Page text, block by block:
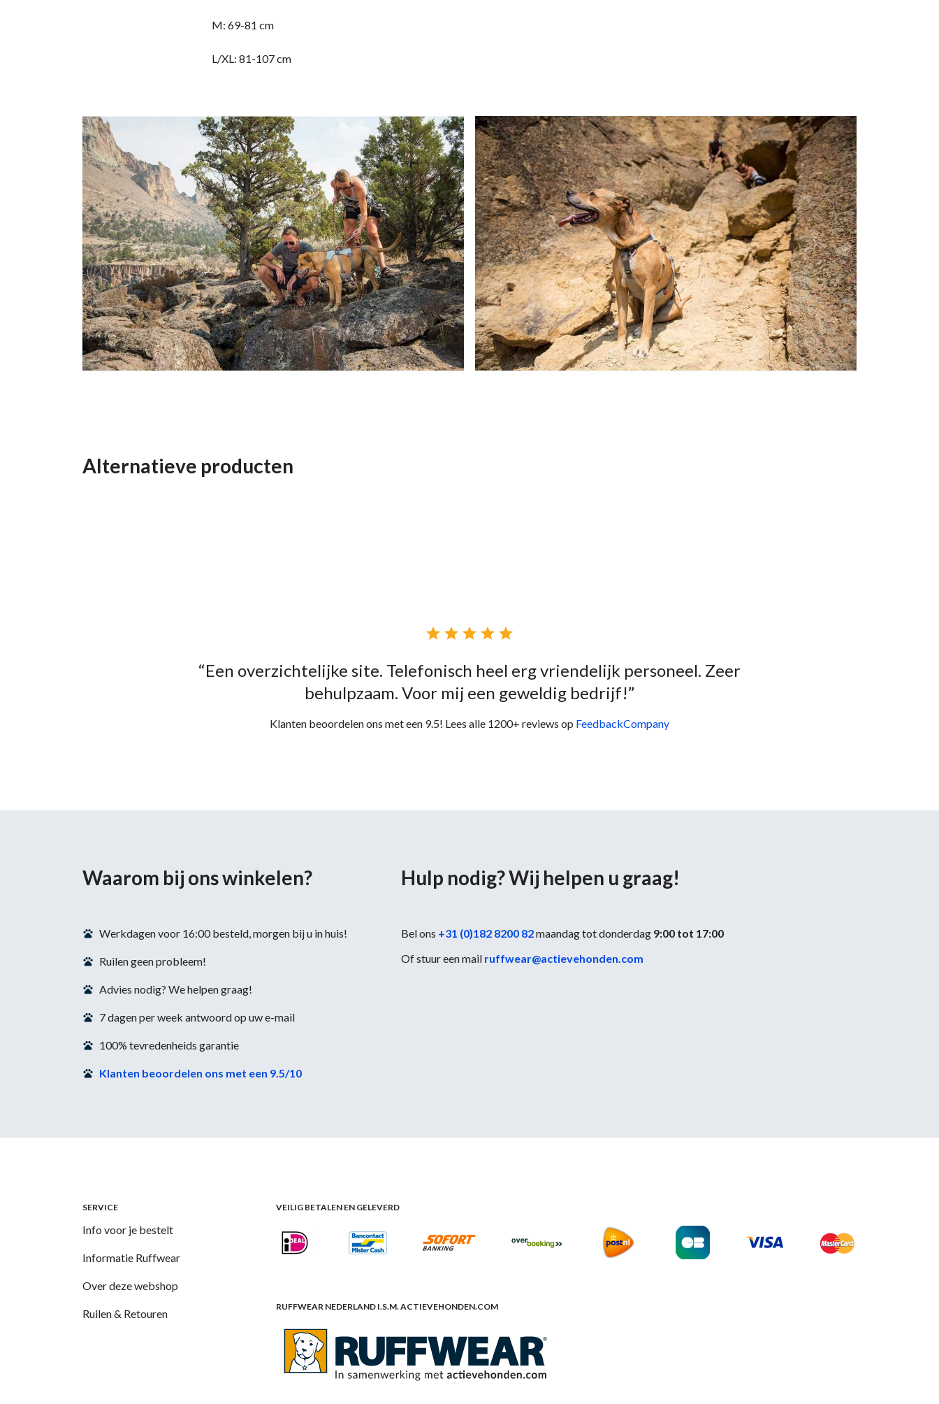
M: 69-81 cm
L/XL: 81-107 cm
Alternatieve producten
    
“Een overzichtelijke site. Telefonisch heel erg vriendelijk personeel. Zeer
behulpzaam. Voor mij een geweldig bedrijf!”
Klanten beoordelen ons met een 9.5! Lees alle 1200+ reviews op FeedbackCompany
Hulp nodig? Wij helpen u graag!
Bel ons +31 (0)182 8200 82maandag tot donderdag 9:00 tot 17:00
Of stuur een mail ruffwear@actievehonden.com
Waarom bij ons winkelen?
Werkdagen voor 16:00 besteld, morgen bij u in huis!
Ruilen geen probleem!
Advies nodig? We helpen graag!
7 dagen per week antwoord op uw e-mail
100% tevredenheids garantie
Klanten beoordelen ons met een 9.5/10
SERVICE
Info voor je bestelt
Informatie Ruffwear
Over deze webshop
Ruilen & Retouren
VEILIG BETALEN EN GELEVERD
RUFFWEAR NEDERLAND I.S.M. ACTIEVEHONDEN.COM